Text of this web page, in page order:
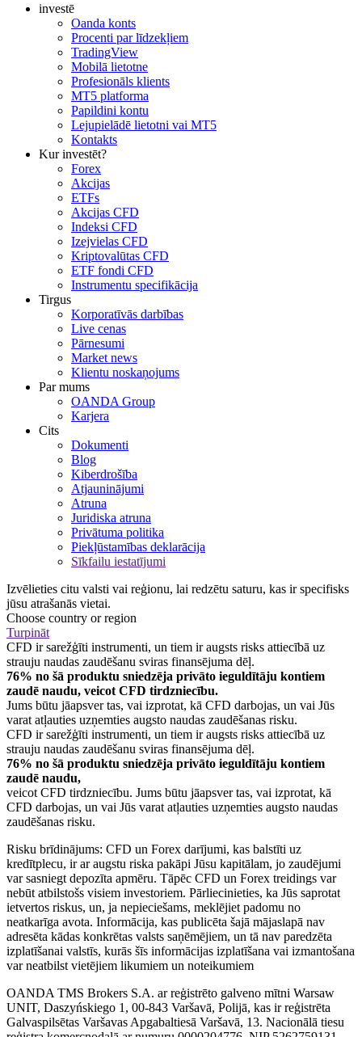
investē
Oanda konts
Procenti par līdzekļiem
TradingView
Mobilā lietotne
Profesionāls klients
MT5 platforma
Papildini kontu
Lejupielādē lietotni vai MT5
Kontakts
Kur investēt?
Forex
Akcijas
ETFs
Akcijas CFD
Indeksi CFD
Izejvielas CFD
Kriptovalūtas CFD
ETF fondi CFD
Instrumentu specifikācija
Tirgus
Korporatīvās darbības
Live cenas
Pārnesumi
Market news
Klientu noskaņojums
Par mums
OANDA Group
Karjera
Cits
Dokumenti
Blog
Kiberdrošība
Atjauninājumi
Atruna
Juridiska atruna
Privātuma politika
Piekļūstamības deklarācija
Sīkfailu iestatījumi
Izvēlieties citu valsti vai reģionu, lai redzētu saturu, kas ir specifisks
jūsu atrašanās vietai.
Choose country or region
Turpināt
CFD ir sarežģīti instrumenti, un tiem ir augsts risks attiecībā uz
strauju naudas zaudēšanu sviras finansējuma dēļ.
76% no šā produktu sniedzēja privāto ieguldītāju kontiem
zaudē naudu, veicot CFD tirdzniecību.
Jums būtu jāapsver tas, vai izprotat, kā CFD darbojas, un vai Jūs
varat atļauties uzņemties augsto naudas zaudēšanas risku.
CFD ir sarežģīti instrumenti, un tiem ir augsts risks attiecībā uz
strauju naudas zaudēšanu sviras finansējuma dēļ.
76% no šā produktu sniedzēja privāto ieguldītāju kontiem
zaudē naudu,
veicot CFD tirdzniecību. Jums būtu jāapsver tas, vai izprotat, kā
CFD darbojas, un vai Jūs varat atļauties uzņemties augsto naudas
zaudēšanas risku.
Risku brīdinājums: CFD un Forex darījumi, kas balstīti uz
kredītplecu, ir ar augstu riska pakāpi Jūsu kapitālam, jo zaudējumi
var sasniegt depozīta apmēru. Tāpēc CFD un Forex treidings var
nebūt atbilstošs visiem investoriem. Pārliecinieties, ka Jūs saprotat
ietvertos riskus, un, ja nepieciešams, meklējiet padomu no
neatkarīga avota. Informācija, kas publicēta šajā mājaslapā nav
adresēta kādas konkrētas valsts saņēmējiem, un tā nav paredzēta
izplatīšanai valstīs, kurās šīs informācijas izplatīšana vai izmantošana
var neatbilst vietējiem likumiem un noteikumiem
OANDA TMS Brokers S.A. ar reģistrēto galveno mītni Warsaw
UNIT, Daszyńskiego 1, 00-843 Varšavā, Polijā, kas ir reģistrēta
Galvaspilsētas Varšavas Apgabaltiesā Varšavā, 13. Nacionālā tiesu